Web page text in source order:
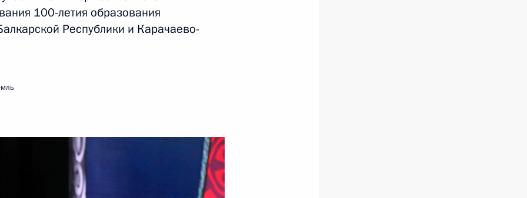
инженерных школ и их
в Российской
100-летия образования
Республики и Карачаево-